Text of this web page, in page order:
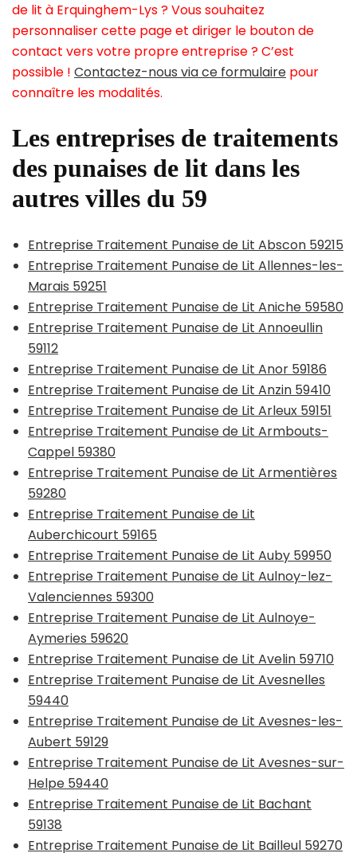
de lit à Erquinghem-Lys ? Vous souhaitez
personnaliser cette page et diriger le bouton de
contact vers votre propre entreprise ? C’est
possible ! Contactez-nous via ce formulaire pour
connaître les modalités.
Les entreprises de traitements
des punaises de lit dans les
autres villes du 59
Entreprise Traitement Punaise de Lit Abscon 59215
Entreprise Traitement Punaise de Lit Allennes-les-
Marais 59251
Entreprise Traitement Punaise de Lit Aniche 59580
Entreprise Traitement Punaise de Lit Annoeullin
59112
Entreprise Traitement Punaise de Lit Anor 59186
Entreprise Traitement Punaise de Lit Anzin 59410
Entreprise Traitement Punaise de Lit Arleux 59151
Entreprise Traitement Punaise de Lit Armbouts-
Cappel 59380
Entreprise Traitement Punaise de Lit Armentières
59280
Entreprise Traitement Punaise de Lit
Auberchicourt 59165
Entreprise Traitement Punaise de Lit Auby 59950
Entreprise Traitement Punaise de Lit Aulnoy-lez-
Valenciennes 59300
Entreprise Traitement Punaise de Lit Aulnoye-
Aymeries 59620
Entreprise Traitement Punaise de Lit Avelin 59710
Entreprise Traitement Punaise de Lit Avesnelles
59440
Entreprise Traitement Punaise de Lit Avesnes-les-
Aubert 59129
Entreprise Traitement Punaise de Lit Avesnes-sur-
Helpe 59440
Entreprise Traitement Punaise de Lit Bachant
59138
Entreprise Traitement Punaise de Lit Bailleul 59270